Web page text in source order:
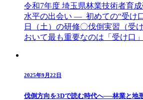
令和7年度 埼玉県林業技術者育
水平の出会い ― 初めての“受け
日（土）の研修〇伐倒実習（受
おいて最も重要なのは「受け口
2025年9月22日
伐倒方向を3Dで読む時代へ──林業と地